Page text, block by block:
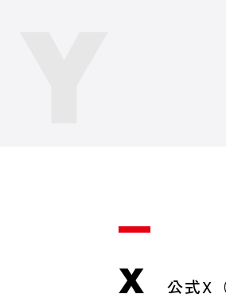
X 公式X